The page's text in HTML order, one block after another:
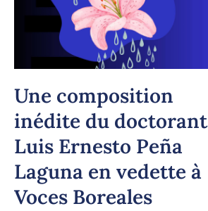
Une composition
inédite du doctorant
Luis Ernesto Peña
Laguna en vedette à
Voces Boreales